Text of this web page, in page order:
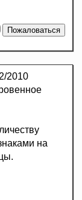
2010
на